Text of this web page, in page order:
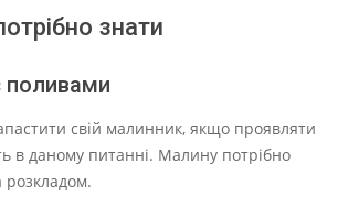
знати
поливами
свій малинник, якщо проявляти
в даному питанні. Малину потрібно
розкладом.